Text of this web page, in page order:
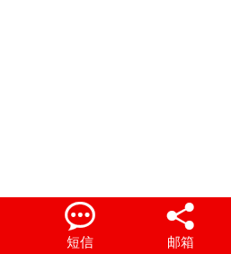

短信

邮箱